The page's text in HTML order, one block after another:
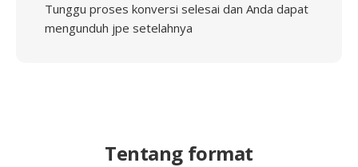
Tunggu proses konversi selesai dan Anda dapat
mengunduh jpe setelahnya
Tentang format